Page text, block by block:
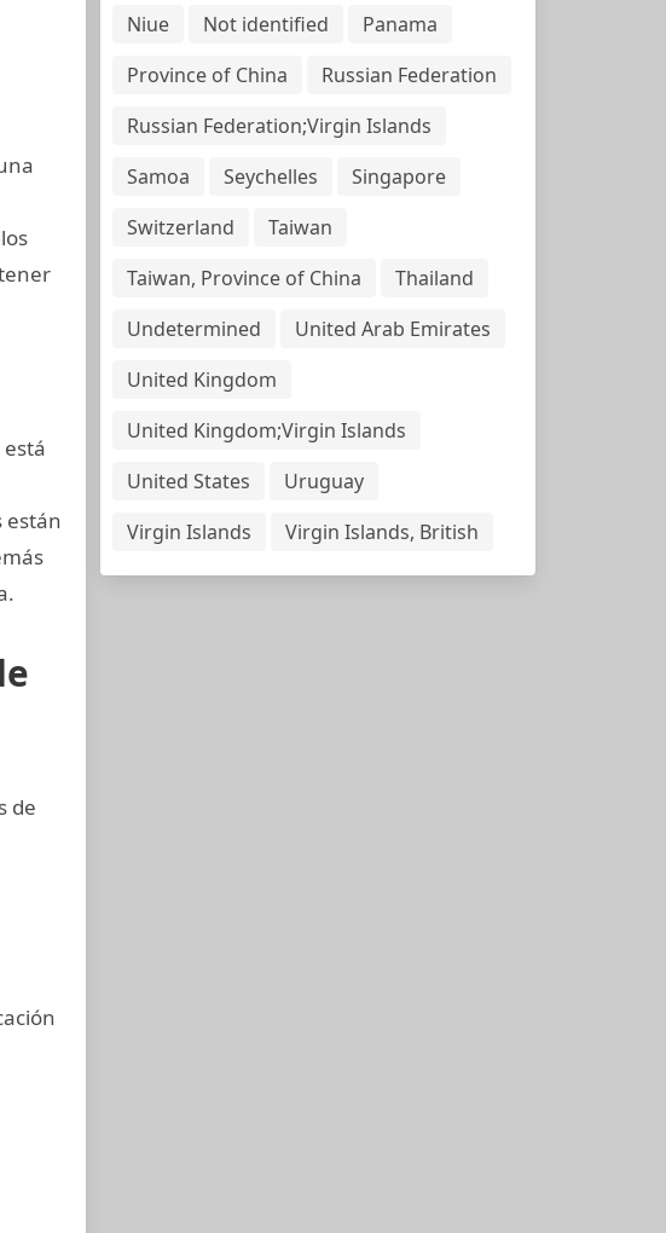
están
de
Niue
Not identified
Panama
Province of China
Russian Federation
Russian Federation;Virgin Islands
Samoa
Seychelles
Singapore
Switzerland
Taiwan
Taiwan, Province of China
Thailand
Undetermined
United Arab Emirates
United Kingdom
United Kingdom;Virgin Islands
United States
Uruguay
Virgin Islands
Virgin Islands, British